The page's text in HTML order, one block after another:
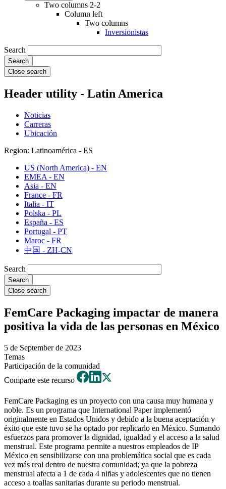
Two columns 2-2
Column left
Two columns
Inversionistas
Search
Close search
Header utility - Latin America
Noticias
Carreras
Ubicación
Region: Latinoamérica - ES
US (North America) - EN
EMEA - EN
Asia - EN
France - FR
Italia - IT
Polska - PL
España - ES
Portugal - PT
Maroc - FR
中国 - ZH-CN
Search
Close search
FemCare Packaging impactar de manera
positiva la vida de las personas en México
5 de September de 2023
Temas
Participación de la comunidad
Comparte este recurso
FemCare Packaging es un proyecto con una causa muy humana y
noble. Es un programa que International Paper implementó
originalmente en Estados Unidos y debido a la buena aceptación y
éxito que este tuvo se ha optado por replicarlo en México. Sumando
esfuerzos para promover la dignidad, igualdad y el acceso a la salud
menstrual. Este programa permite a nuestros empleados de IP
México en sensibilizarse con una problemática social que es cada
vez más real dentro de nuestra comunidad; ya que la pobreza
menstrual afecta a 1 de cada 4 niñas y adolescentes que no tienen
acceso a toallas sanitarias durante su periodo menstrual.